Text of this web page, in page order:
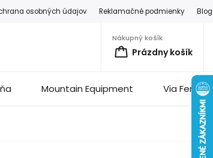
osobných údajov Reklamačné podmienky Blog
Nákupný košík
Prázdny košík
Mountain Equipment Via Ferrata